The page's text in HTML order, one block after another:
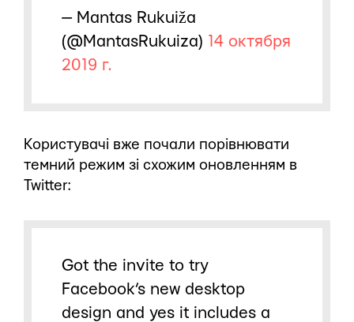
— Mantas Rukuiža
(@MantasRukuiza) 14 октября
2019 г.
Користувачі вже почали порівнювати
темний режим зі схожим оновленням в
Twitter:
Got the invite to try
Facebook’s new desktop
design and yes it includes a